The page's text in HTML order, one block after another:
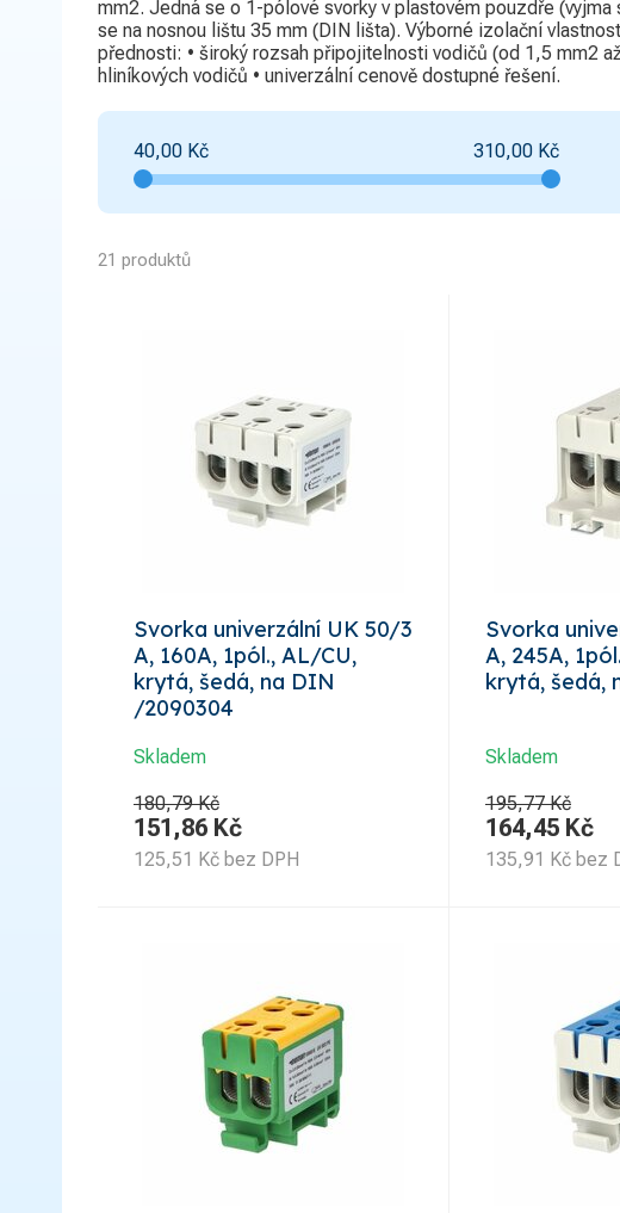
mm2. Jedná se o 1-pólové svorky v plastovém pouzdře
se na nosnou lištu 35 mm (DIN lišta). Výborné izolační
přednosti: • široký rozsah připojitelnosti vodičů (od 1,5 mm2
hliníkových vodičů • univerzální cenově dostupné řešení.
40,00 Kč 310,00 Kč
21 produktů
Svorka univerzální UK 50/3
A, 160A, 1pól., AL/CU,
krytá, šedá, na DIN
/2090304
Skladem
180,79 Kč
151,86 Kč
125,51 Kč bez DPH
Svorka
A, 245A,
krytá, šedá,
Skladem
195,77 Kč
164,45 Kč
135,91 Kč bez